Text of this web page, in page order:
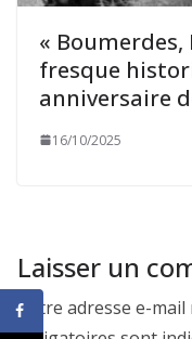
«
fresque
anniversaire
16/10/2025
Laisser un
Votre adresse e-mail